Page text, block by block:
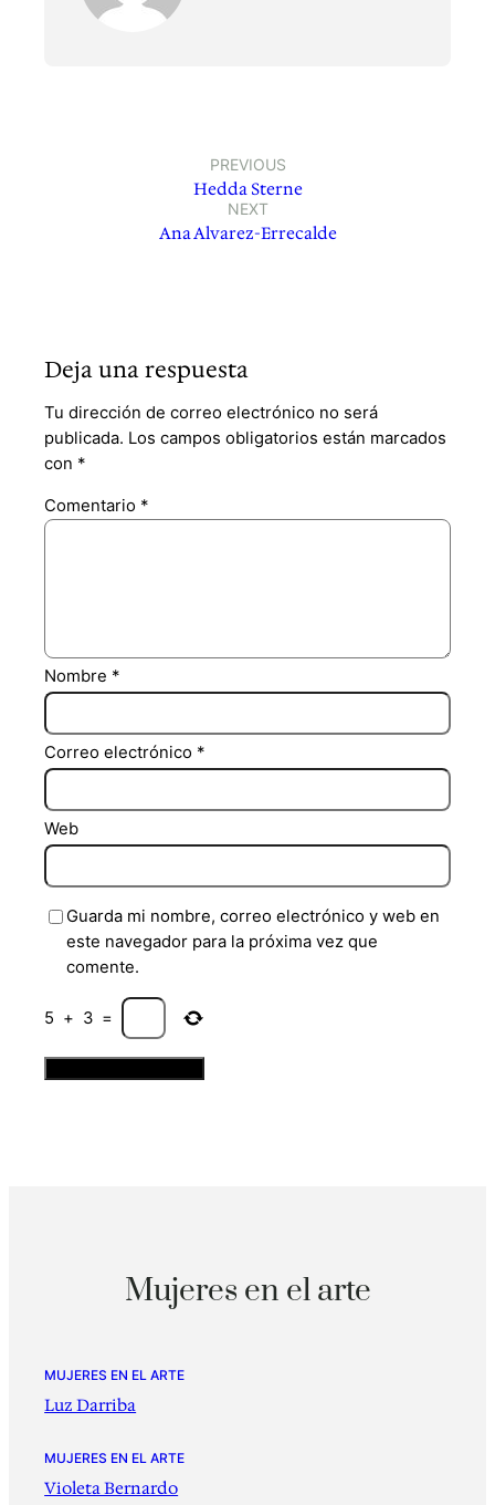
PREVIOUS
Hedda Sterne
NEXT
Ana Alvarez-Errecalde
Deja una respuesta
Tu dirección de correo electrónico no será
publicada. Los campos obligatorios están marcados
con *
Comentario *
Nombre *
Correo electrónico *
Web
Guarda mi nombre, correo electrónico y web en
este navegador para la próxima vez que
comente.
5 + 3 =
Mujeres en el arte
MUJERES EN EL ARTE
Luz Darriba
MUJERES EN EL ARTE
Violeta Bernardo